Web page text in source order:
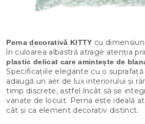
Perna decorativă KITTY cu
în culoarea albastră atrage atenția
plastic delicat care amintește de
Specificațiile elegante cu o suprafață
adaugă un aer de lux interiorului și
timp discrete, astfel încât să se
variate de locuit. Perna este ideală
cât și ca element decorativ distinct.